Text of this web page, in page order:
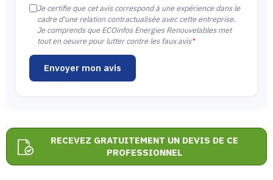
Je certifie que cet avis correspond à une expérience dans le
cadre d'une relation contractualisée avec cette entreprise.
Je comprends que ECOinfos Energies Renouvelables met
tout en oeuvre pour lutter contre les faux avis*
Envoyer mon avis
RECEVEZ GRATUITEMENT UN DEVIS DE CE
PROFESSIONNEL